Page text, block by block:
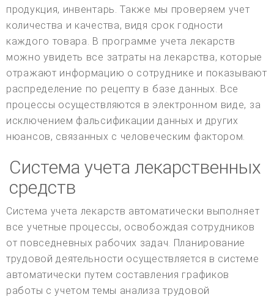
продукция, инвентарь. Также мы проверяем учет
количества и качества, видя срок годности
каждого товара. В программе учета лекарств
можно увидеть все затраты на лекарства, которые
отражают информацию о сотруднике и показывают
распределение по рецепту в базе данных. Все
процессы осуществляются в электронном виде, за
исключением фальсификации данных и других
нюансов, связанных с человеческим фактором.
Система учета лекарственных
средств
Система учета лекарств автоматически выполняет
все учетные процессы, освобождая сотрудников
от повседневных рабочих задач. Планирование
трудовой деятельности осуществляется в системе
автоматически путем составления графиков
работы с учетом темы анализа трудовой